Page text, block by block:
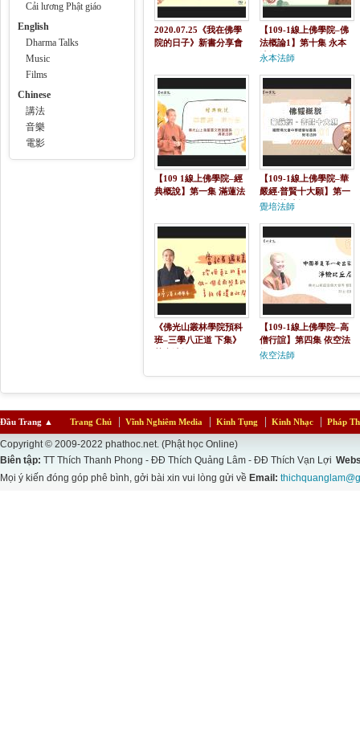
Cải lương Phật giáo
English
Dharma Talks
Music
Films
Chinese
講法
音樂
電影
2020.07.25《我在佛學
院的日子》新書分享會
【109-1線上佛學院–佛
法概論1】第十集 永本
法師
永本法師
【109 1線上佛學院–經
典概說】第一集 滿蓮法
【109-1線上佛學院–華
嚴經‧普賢十大願】第一
集 覺培法師
覺培法師
《佛光山叢林學院預科
班–三學八正道 下集》
【109-1線上佛學院–高
僧行誼】第四集 依空法
師
依空法師
Đầu Trang ▲ Trang Chủ Vĩnh Nghiêm Media Kinh Tụng Kinh Nhạc Pháp
Copyright © 2009-2022 phathoc.net. (Phật học Online)
Biên tập: TT Thích Thanh Phong - ĐĐ Thích Quảng Lâm - ĐĐ Thích Vạn Lợi
Mọi ý kiến đóng góp phê bình, gởi bài xin vui lòng gửi về Email: